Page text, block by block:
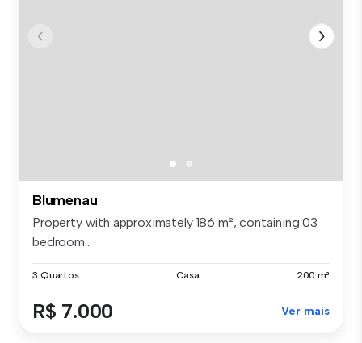
Blumenau
Property with approximately 186 m², containing 03
bedroom...
3 Quartos Casa 200 m²
R$ 7.000 Ver mais